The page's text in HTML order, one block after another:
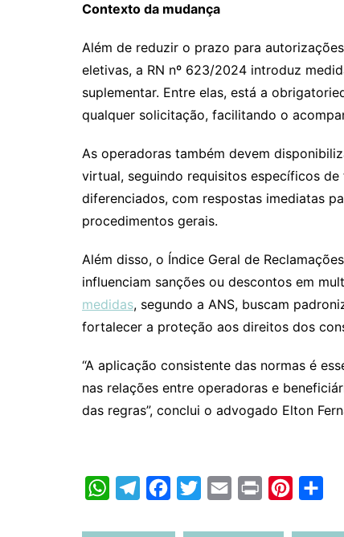
Contexto da mudança
Além de reduzir o prazo para
eletivas, a RN nº 623/2024 introduz
suplementar. Entre elas, está a
qualquer solicitação, facilitando o
As operadoras também devem
virtual, seguindo requisitos específicos
diferenciados, com respostas imediatas
procedimentos gerais.
Além disso, o Índice Geral de
influenciam sanções ou descontos em
medidas, segundo a ANS, buscam
fortalecer a proteção aos direitos dos
“A aplicação consistente das normas é
nas relações entre operadoras e
das regras”, conclui o advogado Elton
W